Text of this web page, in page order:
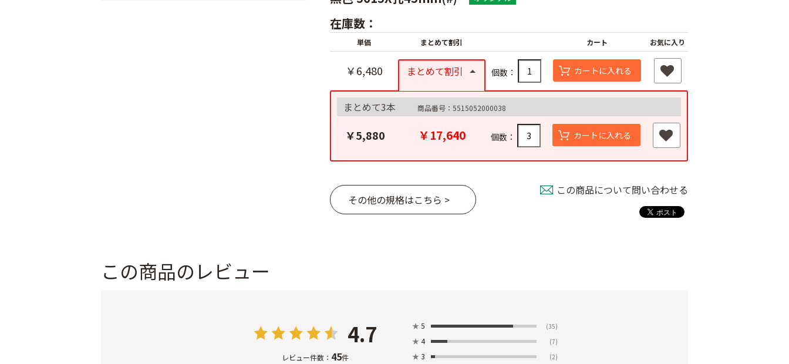
在庫数：
単価 まとめて割引 カート お気に入り
￥6,480 まとめて割引 個数： カートに入れる
まとめて3本 商品番号：5515052000038
￥5,880 ￥17,640 個数： カートに入れる
その他の規格はこちら >
この商品について問い合わせる
この商品のレビュー
4.7
レビュー件数： 45件
★ 5 (35)
★ 4 (7)
★ 3 (2)